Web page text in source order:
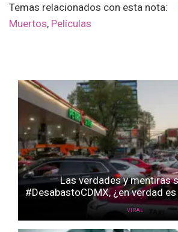
Temas relacionados con esta nota:
Muertos, Películas
Las verdades y mentiras
#DesabastoCDMX, ¿en verdad
VIRAL